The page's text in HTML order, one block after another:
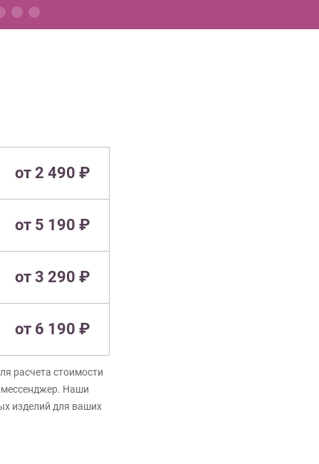
от 2 490 ₽
от 5 190 ₽
от 3 290 ₽
от 6 190 ₽
расчета стоимости
Наши
изделий для ваших